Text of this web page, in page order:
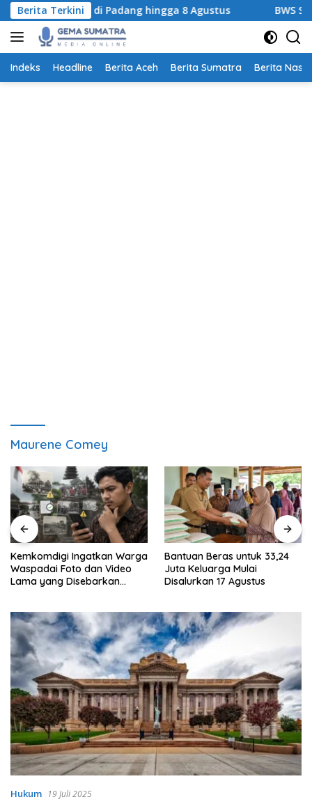
Langsung
ke
konten
Berita Terkini
Gratis di Padang hingga 8 Agustus BWS
Indeks Headline Berita Aceh Berita Sumatra Berita
Maurene Comey
Kemkomdigi Ingatkan Warga
Waspadai Foto dan Video
Lama yang Disebarkan
Bantuan Beras untuk 33,24
Juta Keluarga Mulai
Disalurkan 17 Agustus
Hukum 19 Juli 2025